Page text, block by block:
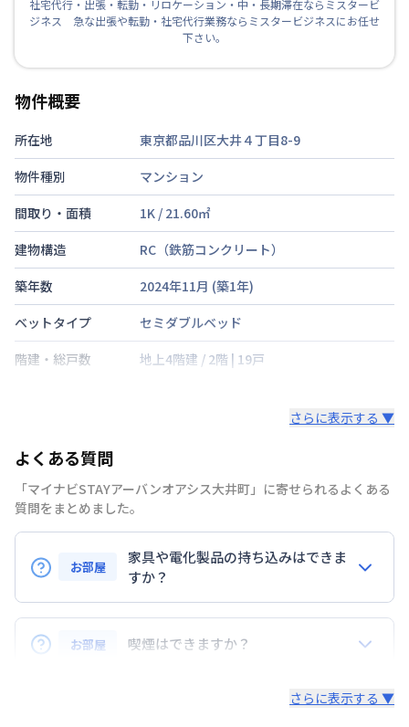
社宅代行・出張・転勤・リロケーション・中・長期滞在ならミスタービ
ジネス 急な出張や転勤・社宅代行業務ならミスタービジネスにお任せ
下さい。
物件概要
所在地
東京都品川区大井４丁目8-9
物件種別
マンション
間取り・面積
1K / 21.60㎡
建物構造
RC（鉄筋コンクリート）
築年数
2024年11月 (築1年)
ベットタイプ
セミダブルベッド
階建・総戸数
地上4階建 / 2階 | 19戸
禁煙・喫煙
定員
2名
次回更新日
情報更新日より14日以内
さらに表示する ▼
よくある質問
「マイナビSTAYアーバンオアシス大井町」に寄せられるよくある
質問をまとめました。
お部屋
家具や電化製品の持ち込みはできま
すか？
お持ち込みいただけます。
ただし、標準設備として部屋に備え付けの家具・家電
以外の扱いについては当社では責任を負いかねます。
また、お持ち込みいただいた家具や家電はご退去時に
お部屋 喫煙はできますか？
さらに表示する ▼